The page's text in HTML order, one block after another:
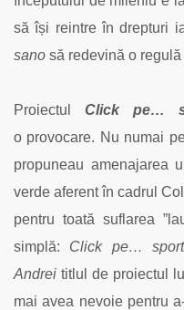
să își reintre în drepturi
sano să redevină o
Proiectul Click pe…
o provocare. Nu numai
propuneau amenajarea
verde aferent în cadrul
pentru toată suflarea
simplă: Click pe… sport
Andrei titlul de proiectul
mai avea nevoie pentru